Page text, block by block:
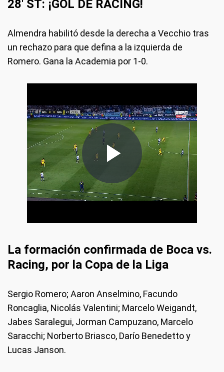
28' ST: ¡GOL DE RACING!
Almendra habilitó desde la derecha a Vecchio tras
un rechazo para que defina a la izquierda de
Romero. Gana la Academia por 1-0.
La formación confirmada de Boca vs.
Racing, por la Copa de la Liga
Sergio Romero; Aaron Anselmino, Facundo
Roncaglia, Nicolás Valentini; Marcelo Weigandt,
Jabes Saralegui, Jorman Campuzano, Marcelo
Saracchi; Norberto Briasco, Darío Benedetto y
Lucas Janson.